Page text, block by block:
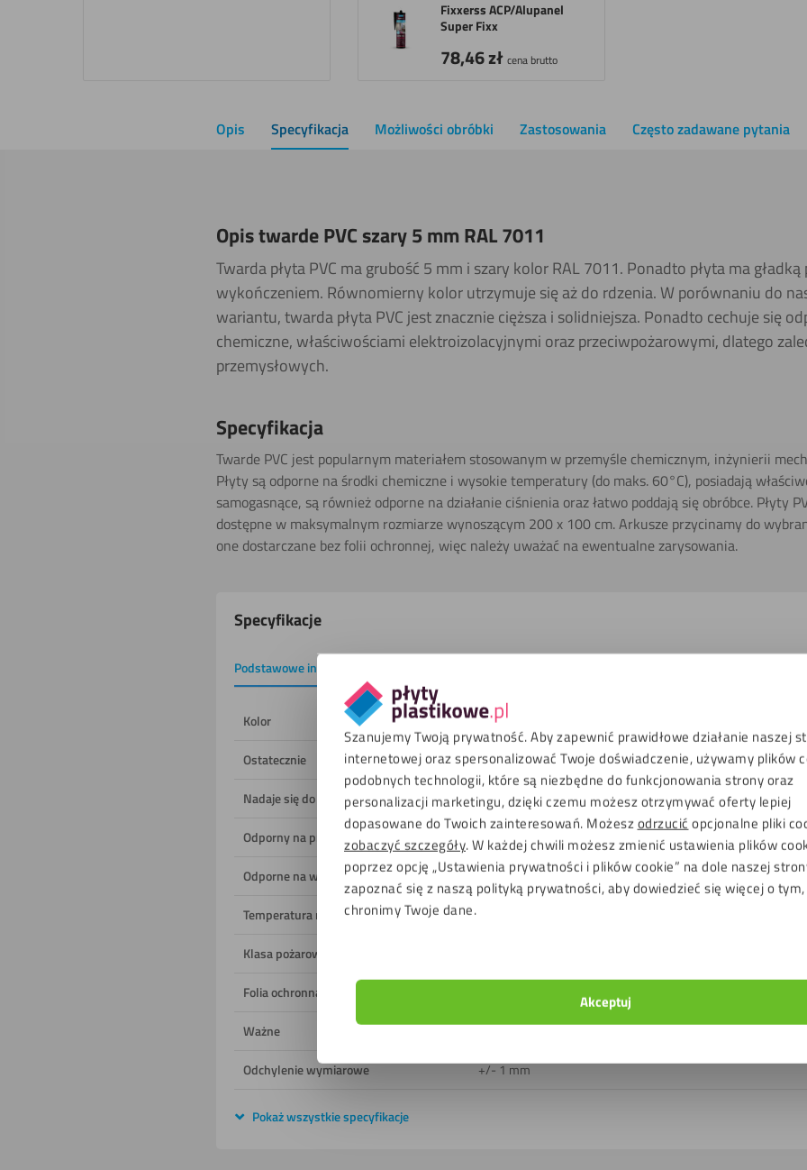
Szanujemy Twoją prywatność. Aby zapewnić prawidłowe działanie naszej
internetowej oraz spersonalizować Twoje doświadczenie, używamy plików
podobnych technologii, które są niezbędne do funkcjonowania strony oraz
personalizacji marketingu, dzięki czemu możesz otrzymywać oferty lepiej
dopasowane do Twoich zainteresowań. Możeszodrzucićopcjonalne pliki
zobaczyć szczegóły. W każdej chwili możesz zmienić ustawienia plików
poprzez opcję „Ustawienia prywatności i plików cookie” na dole naszej
zapoznać się z naszą polityką prywatności, aby dowiedzieć się więcej o
chronimy Twoje dane.
Akceptuj
Fixxerss ACP/Alupanel
Super Fixx
78,46zł cena brutto
Opis Specyfikacja Możliwości obróbki Zastosowania Często zadawane pytania
Opis twarde PVC szary 5 mm RAL 7011
Twarda płyta PVC ma grubość 5 mm i szary kolor RAL 7011. Ponadto płyta ma
wykończeniem. Równomierny kolor utrzymuje się aż do rdzenia. W porównaniu do
wariantu, twarda płyta PVC jest znacznie cięższa i solidniejsza. Ponadto cechuje się
chemiczne, właściwościami elektroizolacyjnymi oraz przeciwpożarowymi, dlatego
przemysłowych.
Specyfikacja
Twarde PVC jest popularnym materiałem stosowanym w przemyśle chemicznym, inżynierii
Płyty są odporne na środki chemiczne i wysokie temperatury (do maks. 60°C), posiadają
samogasnące, są również odporne na działanie ciśnienia oraz łatwo poddają się obróbce. Płyty
dostępne w maksymalnym rozmiarze wynoszącym 200 x 100 cm. Arkusze przycinamy do
one dostarczane bez folii ochronnej, więc należy uważać na ewentualne zarysowania.
produktu
Specyfikacje
Podstawowe informacje
Kolor
Ostatecznie Gładki
Nadaje się do Wewnątrz
Odporny na promieniowanie UV Ograniczony
Odporne na wilgoć Tak
Temperatura robocza
Klasa pożarowa
Folia ochronna
Ważne Nie ciąć laserowo
Odchylenie wymiarowe +/- 1 mm
Pokaż wszystkie specyfikacje